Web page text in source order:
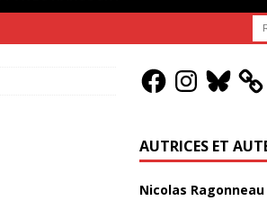
AUTRICES ET
Nicolas Ragonneau